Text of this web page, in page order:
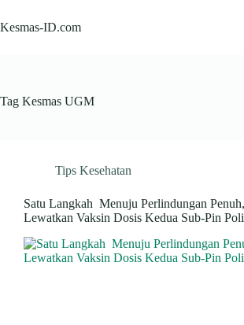
to
content
Kesmas-ID.com
Tag Kesmas UGM
Tips Kesehatan
Satu Langkah Menuju Perlindungan
Lewatkan Vaksin Dosis Kedua Sub-Pin